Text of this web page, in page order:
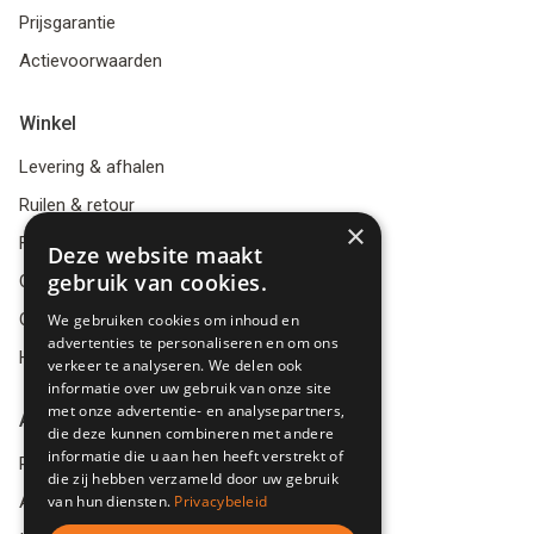
Prijsgarantie
Actievoorwaarden
Winkel
Levering & afhalen
Ruilen & retour
FAQ
Cadeaubon
Openingstijden
Herroepingsformulier
Account
Registreren
Account
×
Deze website maakt
gebruik van cookies.
We gebruiken cookies om inhoud en
advertenties te personaliseren en om ons
verkeer te analyseren. We delen ook
informatie over uw gebruik van onze site
met onze advertentie- en analysepartners,
die deze kunnen combineren met andere
informatie die u aan hen heeft verstrekt of
die zij hebben verzameld door uw gebruik
van hun diensten. Privacybeleid